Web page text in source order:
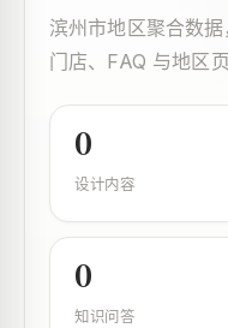
滨州市地区聚合数据
门店、FAQ 与地区页
0
设计内容
0
知识问答